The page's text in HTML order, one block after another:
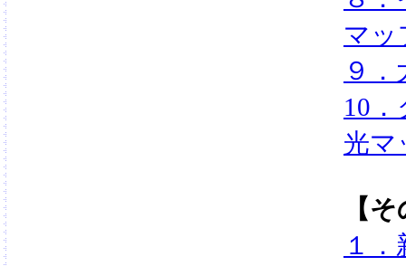
マッ
９
10
光マ
【
１